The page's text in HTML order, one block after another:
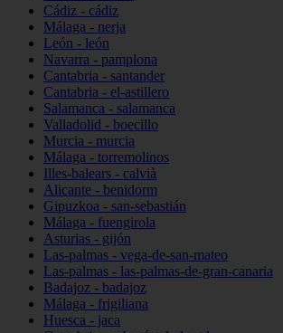
Cádiz - cádiz
Málaga - nerja
León - león
Navarra - pamplona
Cantabria - santander
Cantabria - el-astillero
Salamanca - salamanca
Valladolid - boecillo
Murcia - murcia
Málaga - torremolinos
Illes-balears - calvià
Alicante - benidorm
Gipuzkoa - san-sebastián
Málaga - fuengirola
Asturias - gijón
Las-palmas - vega-de-san-mateo
Las-palmas - las-palmas-de-gran-canaria
Badajoz - badajoz
Málaga - frigiliana
Huesca - jaca